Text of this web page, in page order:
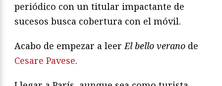
periódico con un titular impactante de
sucesos busca cobertura con el móvil.
Acabo de empezar a leerEl bello verano de
Cesare Pavese.